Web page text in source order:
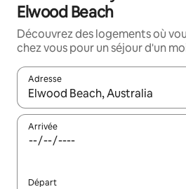
Elwood Beach
Découvrez des logements où
chez vous pour un séjour d'un
Adresse
Lorsque les résultats s'affichent,
Arrivée
Départ